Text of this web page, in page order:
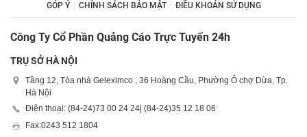
GÓP Ý CHÍNH SÁCH BẢO MẬT ĐIỀU KHOẢN SỬ DỤNG
Công Ty Cổ Phần Quảng Cáo Trực Tuyến 24h
TRỤ SỞ HÀ NỘI
Tầng 12, Tòa nhà Geleximco , 36 Hoàng Cầu, Phường Ô chợ Dừa, Tp.
Hà Nội
Điện thoại: (84-24)73 00 24 24 | (84-24)35 12 18 06
Fax:0243 512 1804